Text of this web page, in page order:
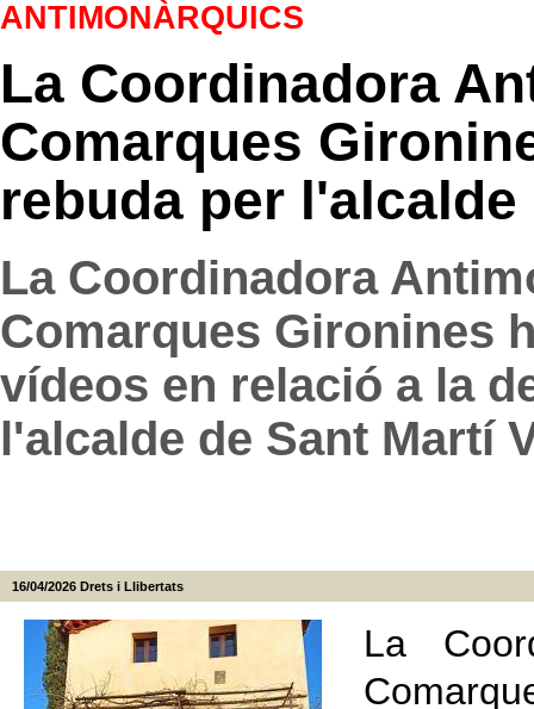
ANTIMONÀRQUICS
La Coordinadora
Comarques
rebuda per
La Coordinadora
Comarques Gironines
vídeos en relació a la
l'alcalde de Sant Martí
16/04/2026 Drets i Llibertats
La